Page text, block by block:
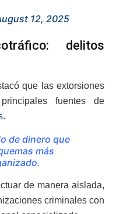
12, 2025
delitos
que las extorsiones
fuentes de
.
de dinero que
más
de manera aislada,
criminales con